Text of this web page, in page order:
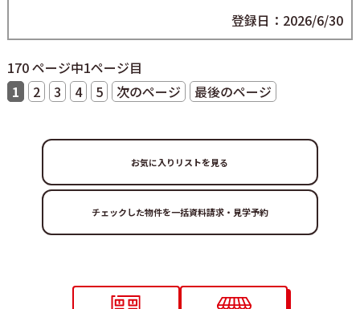
登録日：2026/6/30
170 ページ中1ページ目
1
2 3 4 5 次のページ 最後のページ
お気に入りリストを見る